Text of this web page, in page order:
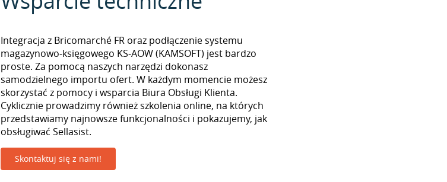
Integracja z Bricomarché FR oraz podłączenie systemu
magazynowo-księgowego KS-AOW (KAMSOFT) jest bardzo
proste. Za pomocą naszych narzędzi dokonasz
samodzielnego importu ofert. W każdym momencie możesz
skorzystać z pomocy i wsparcia Biura Obsługi Klienta.
Cyklicznie prowadzimy również szkolenia online, na których
przedstawiamy najnowsze funkcjonalności i pokazujemy, jak
obsługiwać Sellasist.
Skontaktuj się z nami!